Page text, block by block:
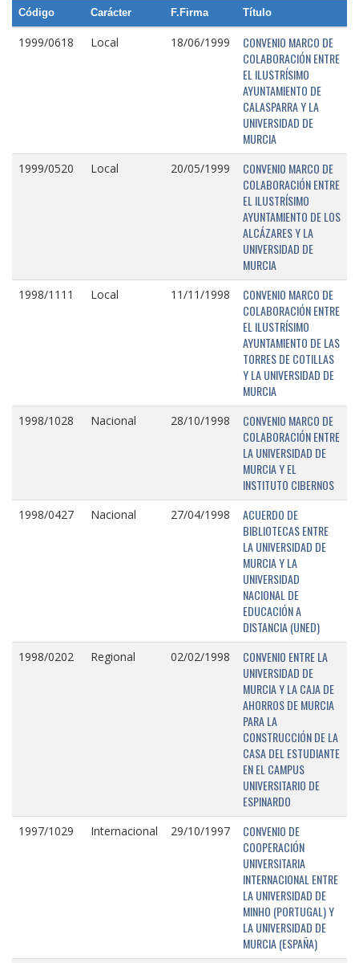
Código Carácter F.Firma Título
1999/0618 Local 18/06/1999
CONVENIO MARCO DE
COLABORACIÓN ENTRE
EL ILUSTRÍSIMO
AYUNTAMIENTO DE
CALASPARRA Y LA
UNIVERSIDAD DE
MURCIA
1999/0520 Local 20/05/1999
CONVENIO MARCO DE
COLABORACIÓN ENTRE
EL ILUSTRÍSIMO
AYUNTAMIENTO DE LOS
ALCÁZARES Y LA
UNIVERSIDAD DE
MURCIA
1998/1111 Local 11/11/1998
CONVENIO MARCO DE
COLABORACIÓN ENTRE
EL ILUSTRÍSIMO
AYUNTAMIENTO DE LAS
TORRES DE COTILLAS
Y LA UNIVERSIDAD DE
MURCIA
1998/1028 Nacional 28/10/1998
CONVENIO MARCO DE
COLABORACIÓN ENTRE
LA UNIVERSIDAD DE
MURCIA Y EL
INSTITUTO CIBERNOS
1998/0427 Nacional 27/04/1998
ACUERDO DE
BIBLIOTECAS ENTRE
LA UNIVERSIDAD DE
MURCIA Y LA
UNIVERSIDAD
NACIONAL DE
EDUCACIÓN A
DISTANCIA (UNED)
1998/0202 Regional 02/02/1998
CONVENIO ENTRE LA
UNIVERSIDAD DE
MURCIA Y LA CAJA DE
AHORROS DE MURCIA
PARA LA
CONSTRUCCIÓN DE LA
CASA DEL ESTUDIANTE
EN EL CAMPUS
UNIVERSITARIO DE
ESPINARDO
1997/1029 Internacional 29/10/1997
CONVENIO DE
COOPERACIÓN
UNIVERSITARIA
INTERNACIONAL ENTRE
LA UNIVERSIDAD DE
MINHO (PORTUGAL) Y
LA UNIVERSIDAD DE
MURCIA (ESPAÑA)